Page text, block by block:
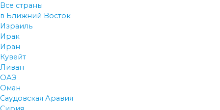
Все страны
в Ближний Восток
Израиль
Ирак
Иран
Кувейт
Ливан
ОАЭ
Оман
Саудовская Аравия